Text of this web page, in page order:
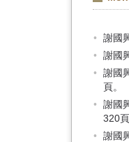
謝國
謝國
謝國
頁。
謝國
320頁
謝國